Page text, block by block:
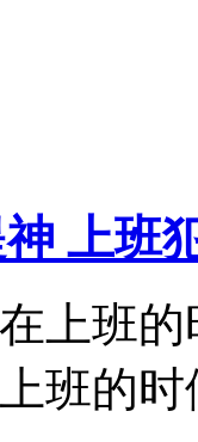
上班
上班
班的